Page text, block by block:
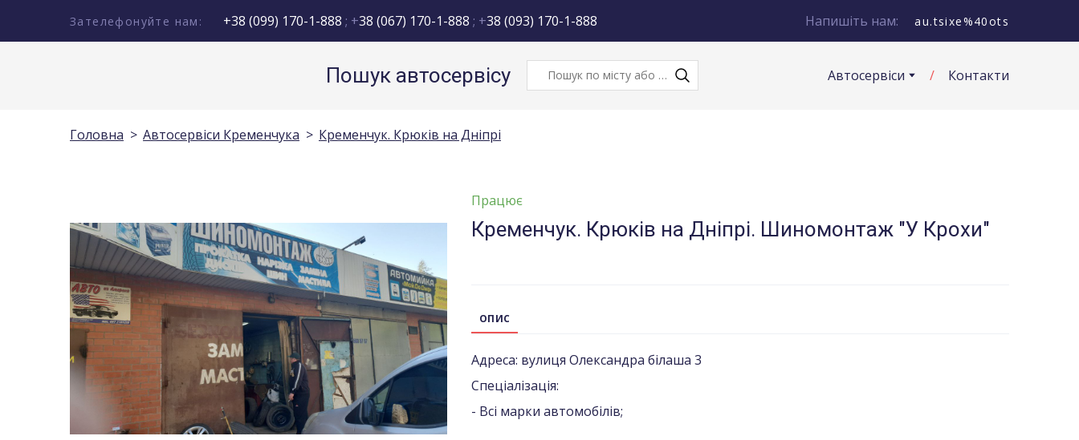
Зателефонуйте нам: +38 (099) 170-1-888 ; +38 (067) 170-1-888 ; +38 (093) 170-1-888 Напишіть нам: au.tsixe%40ots
Пошук автосервісу Автосервіси Контакти
Головна Автосервіси Кременчука Кременчук. Крюків на Дніпрі
Працює
Кременчук. Крюків на Дніпрі. Шиномонтаж "У Крохи"
ОПИС
Адреса: вулиця Олександра білаша 3
Спеціалізація:
- Всі марки автомобілів;